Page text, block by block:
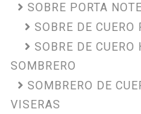
SOBRE PORTA
SOBRE DE CUERO
SOBRE DE CUERO
SOMBRERO
SOMBRERO DE
VISERAS